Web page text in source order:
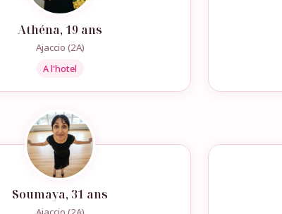
Athéna, 19 ans
Ajaccio (2A)
A l'hotel
Soumaya, 31 ans